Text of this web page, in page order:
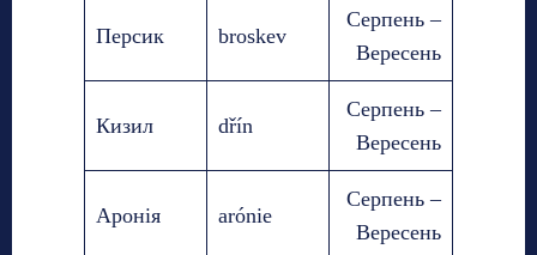
Персик broskev
Серпень –
Вересень
Кизил dřín
Серпень –
Вересень
Аронія arónie
Серпень –
Вересень